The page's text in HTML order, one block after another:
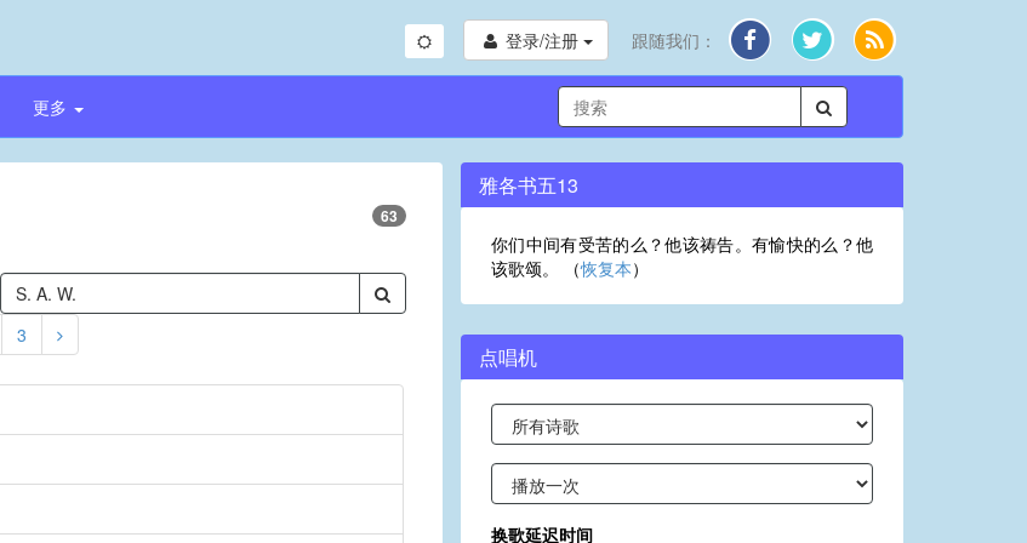
登录/注册 跟随我们：
更多
63
3
雅各书五13
你们中间有受苦的么？他该祷告。有愉快的么？他
该歌颂。 （恢复本）
点唱机
换歌延迟时间